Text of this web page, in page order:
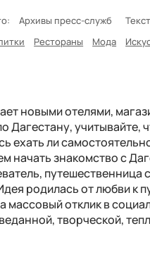
Архивы пресс-служб
Рестораны Мода
новыми отелями,
Дагестану, учитывайте,
ли
начать знакомство с
родилась от любви к
массовый отклик в
творческой,